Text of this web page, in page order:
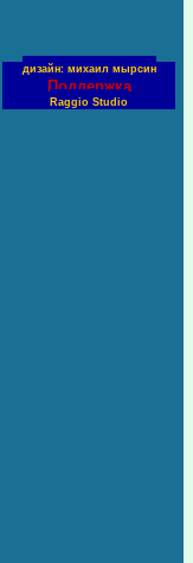
дизайн: михаил мырсин
Поддержка
Raggio Studio